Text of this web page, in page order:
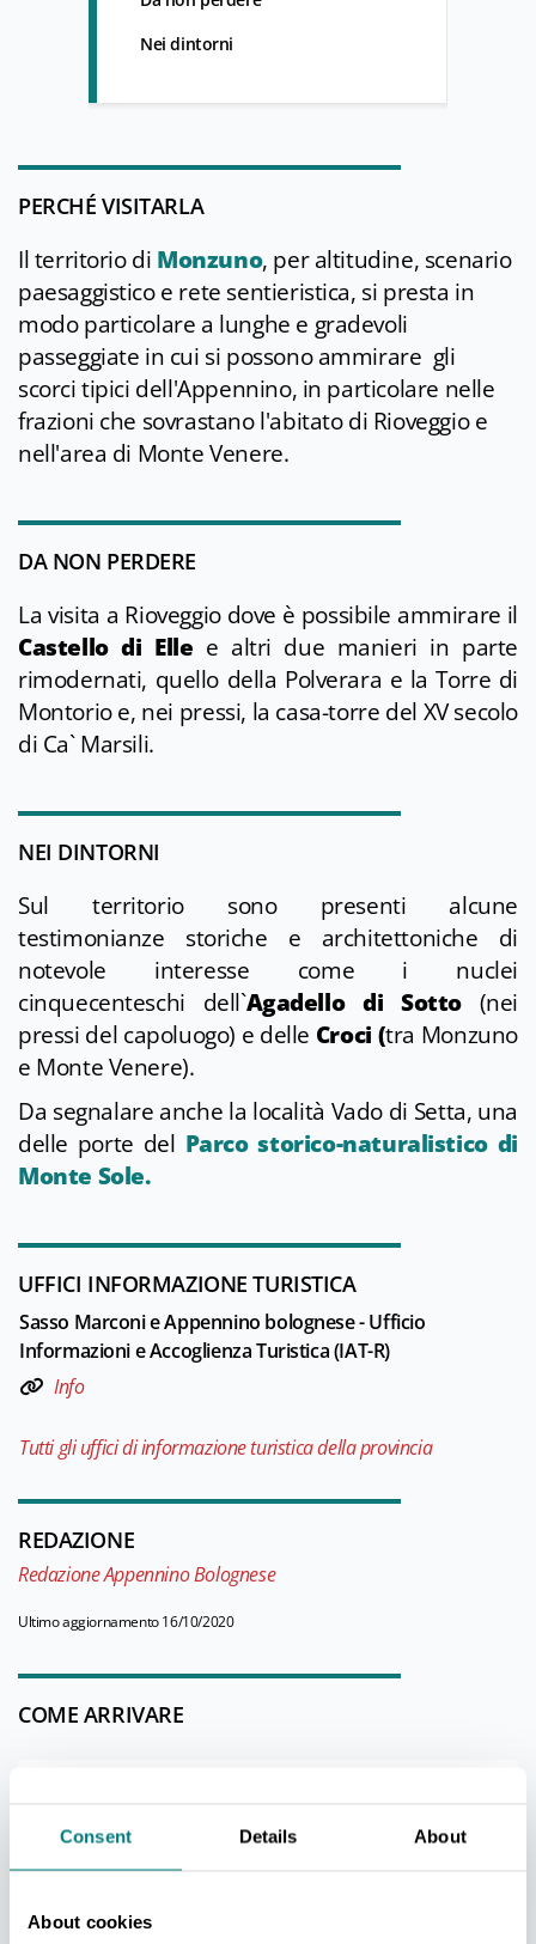
Consent Details About
About cookies
Nei dintorni
PERCHÉ VISITARLA
Il territorio di Monzuno, per altitudine, scenario
paesaggistico e rete sentieristica, si presta in
modo particolare a lunghe e gradevoli
passeggiate in cui si possono ammirare gli
scorci tipici dell'Appennino, in particolare nelle
frazioni che sovrastano l'abitato di Rioveggio e
nell'area di Monte Venere.
DA NON PERDERE
La visita a Rioveggio dove è possibile ammirare il
Castello di Elle e altri due manieri in parte
rimodernati, quello della Polverara e la Torre di
Montorio e, nei pressi, la casa-torre del XV secolo
di Ca` Marsili.
NEI DINTORNI
Sul territorio sono presenti alcune
testimonianze storiche e architettoniche di
notevole interesse come i nuclei
cinquecenteschi dell`Agadello di Sotto(nei
pressi del capoluogo) e delle Croci (tra Monzuno
e Monte Venere).
Da segnalare anche la località Vado di Setta, una
delle porte del Parco storico-naturalistico di
Monte Sole.
UFFICI INFORMAZIONE TURISTICA
Sasso Marconi e Appennino bolognese - Ufficio
Informazioni e Accoglienza Turistica (IAT-R)
Info
Tutti gli uffici di informazione turistica della provincia
REDAZIONE
Redazione Appennino Bolognese
Ultimo aggiornamento 16/10/2020
COME ARRIVARE